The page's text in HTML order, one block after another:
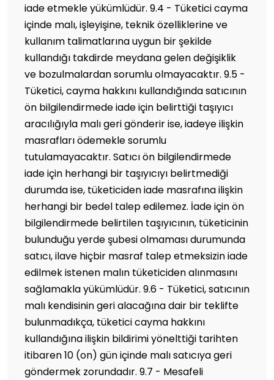
iade etmekle yükümlüdür. 9.4 - Tüketici cayma
içinde malı, işleyişine, teknik özelliklerine ve
kullanım talimatlarına uygun bir şekilde
kullandığı takdirde meydana gelen değişiklik
ve bozulmalardan sorumlu olmayacaktır. 9.5 -
Tüketici, cayma hakkını kullandığında satıcının
ön bilgilendirmede iade için belirttiği taşıyıcı
aracılığıyla malı geri gönderir ise, iadeye ilişkin
masrafları ödemekle sorumlu
tutulamayacaktır. Satıcı ön bilgilendirmede
iade için herhangi bir taşıyıcıyı belirtmediği
durumda ise, tüketiciden iade masrafına ilişkin
herhangi bir bedel talep edilemez. İade için ön
bilgilendirmede belirtilen taşıyıcının, tüketicinin
bulunduğu yerde şubesi olmaması durumunda
satıcı, ilave hiçbir masraf talep etmeksizin iade
edilmek istenen malın tüketiciden alınmasını
sağlamakla yükümlüdür. 9.6 - Tüketici, satıcının
malı kendisinin geri alacağına dair bir teklifte
bulunmadıkça, tüketici cayma hakkını
kullandığına ilişkin bildirimi yönelttiği tarihten
itibaren 10 (on) gün içinde malı satıcıya geri
göndermek zorundadır. 9.7 - Mesafeli